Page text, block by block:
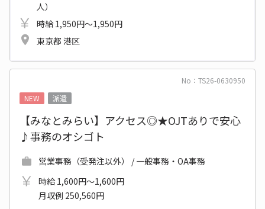
人）
時給 1,950円～1,950円
東京都 港区
No：TS26-0630950
NEW
派遣
【みなとみらい】アクセス◎★OJTありで安心
♪事務のオシゴト
営業事務（受発注以外） / 一般事務・OA事務
時給 1,600円～1,600円
月収例 250,560円